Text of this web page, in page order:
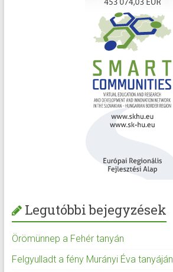
Legutóbbi bejegyzések
Örömünnep a Fehér tanyán
Felgyulladt a fény Murányi Éva tanyáján